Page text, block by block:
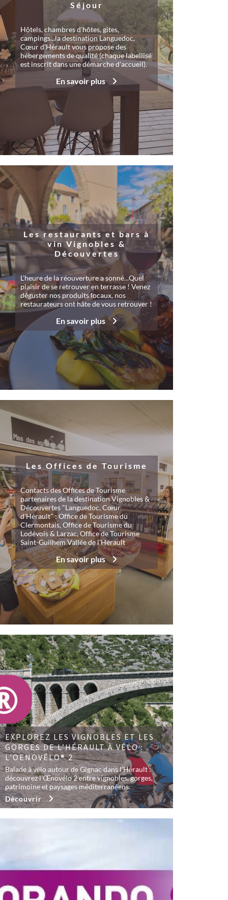
Séjour
Hôtels, chambres d'hôtes, gites,
campings...la destination Languedoc,
Cœur d'Hérault vous propose des
hébergements de qualité (chaque labellisé
est inscrit dans une démarche d'accueil).
En savoir plus
Les restaurants et bars à
vin Vignobles &
Découvertes
L'heure de la réouverture a sonné...Quel
plaisir de se retrouver en terrasse ! Venez
déguster nos produits locaux, nos
restaurateurs ont hâte de vous retrouver !
En savoir plus
Les Offices de Tourisme
Contacts des Offices de Tourisme
partenaires de la destination Vignobles &
Découvertes "Languedoc, Cœur
d'Hérault" : Office de Tourisme du
Clermontais, Office de Tourisme du
Lodévois & Larzac, Office de Tourisme
Saint-Guilhem Vallée de l'Hérault
En savoir plus
EXPLOREZ LES VIGNOBLES ET LES
GORGES DE L’HÉRAULT À VÉLO :
L'OENOVÉLO® 2
Balade à vélo autour de Gignac dans l’Hérault :
découvrez l’Œnovélo 2 entre vignobles, gorges,
patrimoine et paysages méditerranéens.
Découvrir